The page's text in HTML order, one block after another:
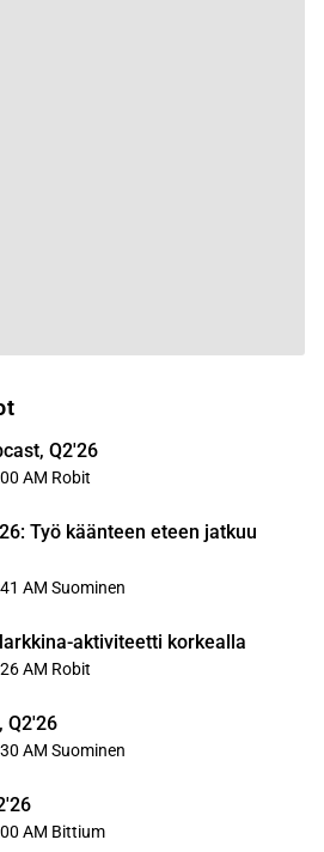
Q2'26
AM Robit
Työ käänteen eteen jatkuu
AM Suominen
aktiviteetti korkealla
AM Robit
Q2'26
AM Suominen
AM Bittium